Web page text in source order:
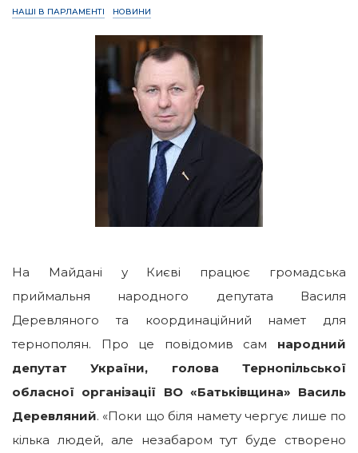
НАШІ В ПАРЛАМЕНТІ НОВИНИ
На Майдані у Києві працює громадська
приймальня народного депутата Василя
Деревляного та координаційний намет для
тернополян. Про це повідомив сам народний
депутат України, голова Тернопільської
обласної організації ВО «Батьківщина» Василь
Деревляний. «Поки що біля намету чергує лише по
кілька людей, але незабаром тут буде створено